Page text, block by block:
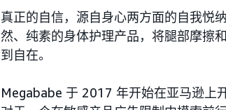
真正的自信，源自身心两方面的自我悦纳
然、纯素的身体护理产品，将腿部摩擦
到自在。
Megababe 于 2017 年开始在亚马逊